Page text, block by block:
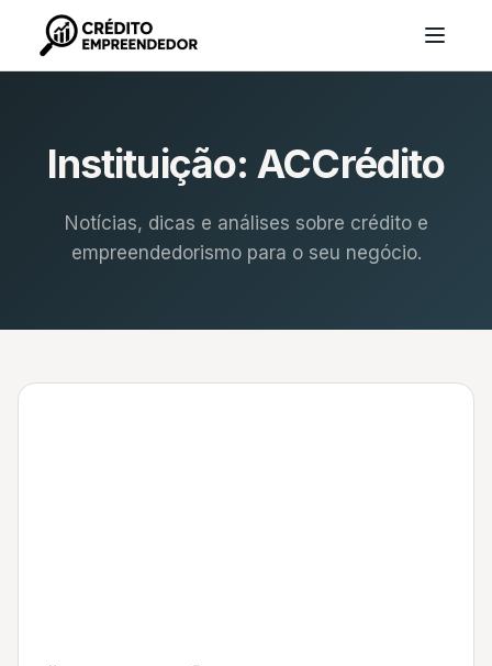
Instituição:ACCrédito
Notícias, dicas e análises sobre crédito e
empreendedorismo para o seu negócio.